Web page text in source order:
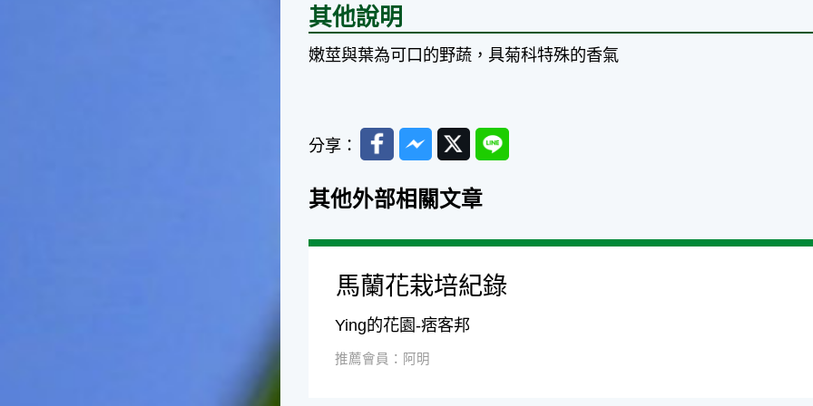
其他說明
嫩莖與葉為可口的野蔬，具菊科特殊的香氣
分享：
FacebookMessenger
TwitterLine
其他外部相關文章
馬蘭花栽培紀錄
Ying的花園-痞客邦
推薦會員：阿明